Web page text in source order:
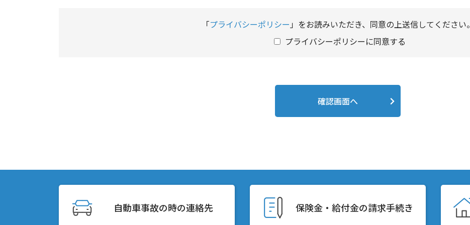
「プライバシーポリシー 」をお読みいただき、同意の上送信してください。
プライバシーポリシーに同意する
確認画面へ
自動車事故の時の連絡先 保険金・給付金の請求手続き